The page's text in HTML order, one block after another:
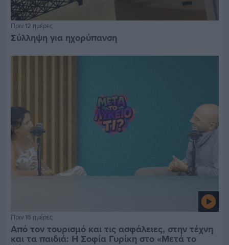
Πριν 12 ημέρες
Σύλληψη για ηχορύπανση
Πριν 16 ημέρες
Από τον τουρισμό και τις ασφάλειες, στην τέχνη
και τα παιδιά: Η Σοφία Γυρίκη στο «Μετά το